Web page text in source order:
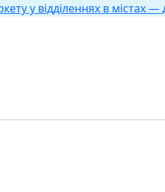
у відділеннях в містах